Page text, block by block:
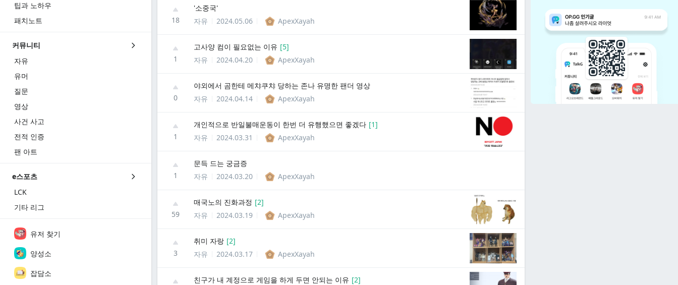
팁과 노하우
패치노트
커뮤니티
자유
유머
질문
영상
사건 사고
전적 인증
팬 아트
e스포츠
LCK
기타 리그
유저 찾기
양성소
잡담소
18
'소중국'
자유
2024.05.06 ApexXayah
1
고사양 컴이 필요없는 이유 [5]
자유
2024.04.20 ApexXayah
0
야외에서 곰한테 메챠쿠챠 당하는 존나 유명한 팬더 영상
자유
2024.04.14 ApexXayah
1
개인적으로 반일불매운동이 한번 더 유행했으면 좋겠다 [1]
자유
2024.03.31 ApexXayah
1
문득 드는 궁금증
자유
2024.03.20 ApexXayah
59
매국노의 진화과정 [2]
자유
2024.03.19 ApexXayah
3
취미 자랑 [2]
자유
2024.03.17 ApexXayah
친구가 내 계정으로 게임을 하게 두면 안되는 이유 [2]